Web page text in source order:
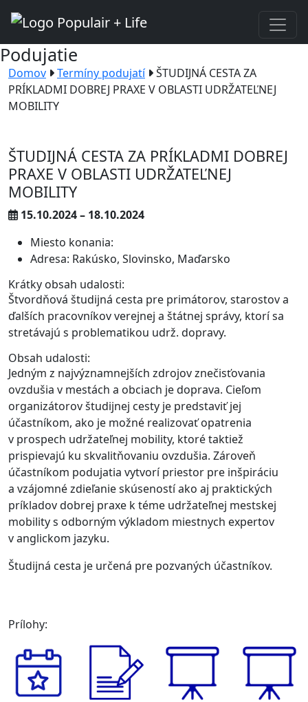
Podujatie
Domov Termíny podujatí
ŠTUDIJNÁ CESTA ZA
PRÍKLADMI DOBREJ PRAXE V OBLASTI UDRŽATEĽNEJ
MOBILITY
ŠTUDIJNÁ CESTA ZA PRÍKLADMI DOBREJ
PRAXE V OBLASTI UDRŽATEĽNEJ
MOBILITY
15.10.2024 – 18.10.2024
Miesto konania:
Adresa: Rakúsko, Slovinsko, Maďarsko
Krátky obsah udalosti:
Štvordňová študijná cesta pre primátorov, starostov a
ďalších pracovníkov verejnej a štátnej správy, ktorí sa
stretávajú s problematikou udrž. dopravy.
Obsah udalosti:
Jedným z najvýznamnejších zdrojov znečisťovania
ovzdušia v mestách a obciach je doprava. Cieľom
organizátorov študijnej cesty je predstaviť jej
účastníkom, ako je možné realizovať opatrenia
v prospech udržateľnej mobility, ktoré taktiež
prispievajú ku skvalitňovaniu ovzdušia. Zároveň
účastníkom podujatia vytvorí priestor pre inšpiráciu
a vzájomné zdieľanie skúseností ako aj praktických
príkladov dobrej praxe k téme udržateľnej mestskej
mobility s odborným výkladom miestnych expertov
v anglickom jazyku.
Študijná cesta je určená pre pozvaných účastníkov.
Prílohy: